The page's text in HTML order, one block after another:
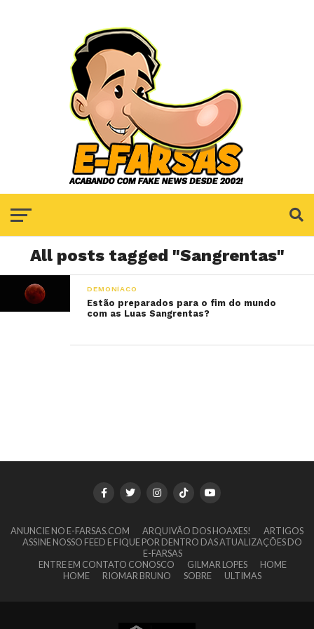
All posts tagged "Sangrentas"
DEMONÍACO
Estão preparados para o fim do mundo
com as Luas Sangrentas?
ANUNCIE NO E-FARSAS.COM ARQUIVÃO DOS HOAXES!
ARTIGOS
ASSINE NOSSO FEED E FIQUE POR DENTRO DAS ATUALIZAÇÕES DO
E-FARSAS
ENTRE EM CONTATO CONOSCO
GILMAR LOPES
HOME
HOME
RIOMAR BRUNO SOBRE ULTIMAS